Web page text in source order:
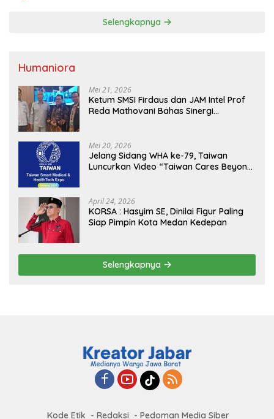
Selengkapnya
Humaniora
Mei 21, 2026
Ketum SMSI Firdaus dan JAM Intel Prof
Reda Mathovani Bahas Sinergi
MBG, Perkuat Pengawasan Program
Pemerintah
Mei 20, 2026
Jelang Sidang WHA ke-79, Taiwan
Luncurkan Video “Taiwan Cares Beyond
April 24, 2026
KORSA : Hasyim SE, Dinilai Figur Paling
Siap Pimpin Kota Medan Kedepan
Selengkapnya
Kode Etik Redaksi Pedoman Media Siber